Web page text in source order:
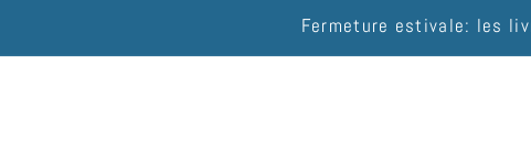
au
Fermeture estivale: les